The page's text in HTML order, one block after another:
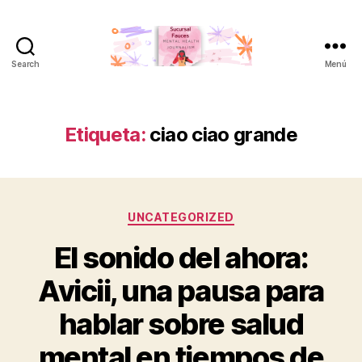
Search Menú
Etiqueta: ciao ciao grande
Categorías
UNCATEGORIZED
El sonido del ahora:
Avicii, una pausa para
hablar sobre salud